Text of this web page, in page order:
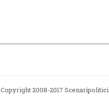
2008-2017